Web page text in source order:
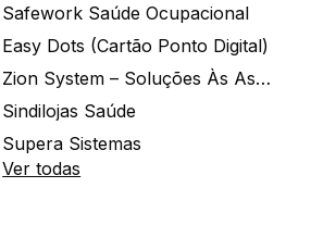
Safework Saúde Ocupacional
Easy Dots (Cartão Ponto Digital)
Zion System – Soluções Às Associações E Empresas
Sindilojas Saúde
Supera Sistemas
Ver todas